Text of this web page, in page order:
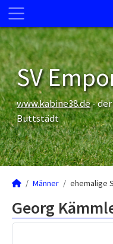
SV
www.kabine38.de- der
Buttstädt
Männer ehemalige
Georg